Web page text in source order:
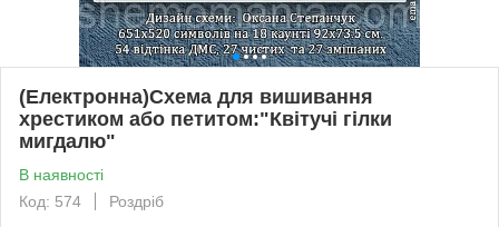
(Електронна)Схема для вишивання
хрестиком або петитом:"Квітучі гілки
мигдалю"
В наявності
Код: 574
Роздріб